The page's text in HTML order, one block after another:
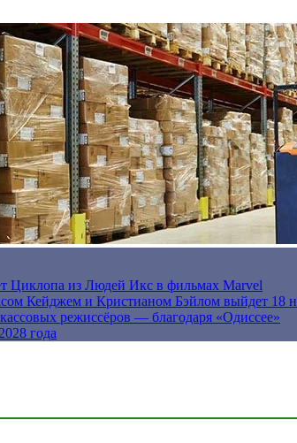
Циклопа из Людей Икс в фильмах Marvel
Кейджем и Кристианом Бэйлом выйдет 18
режиссёров — благодаря «Одиссее»
года